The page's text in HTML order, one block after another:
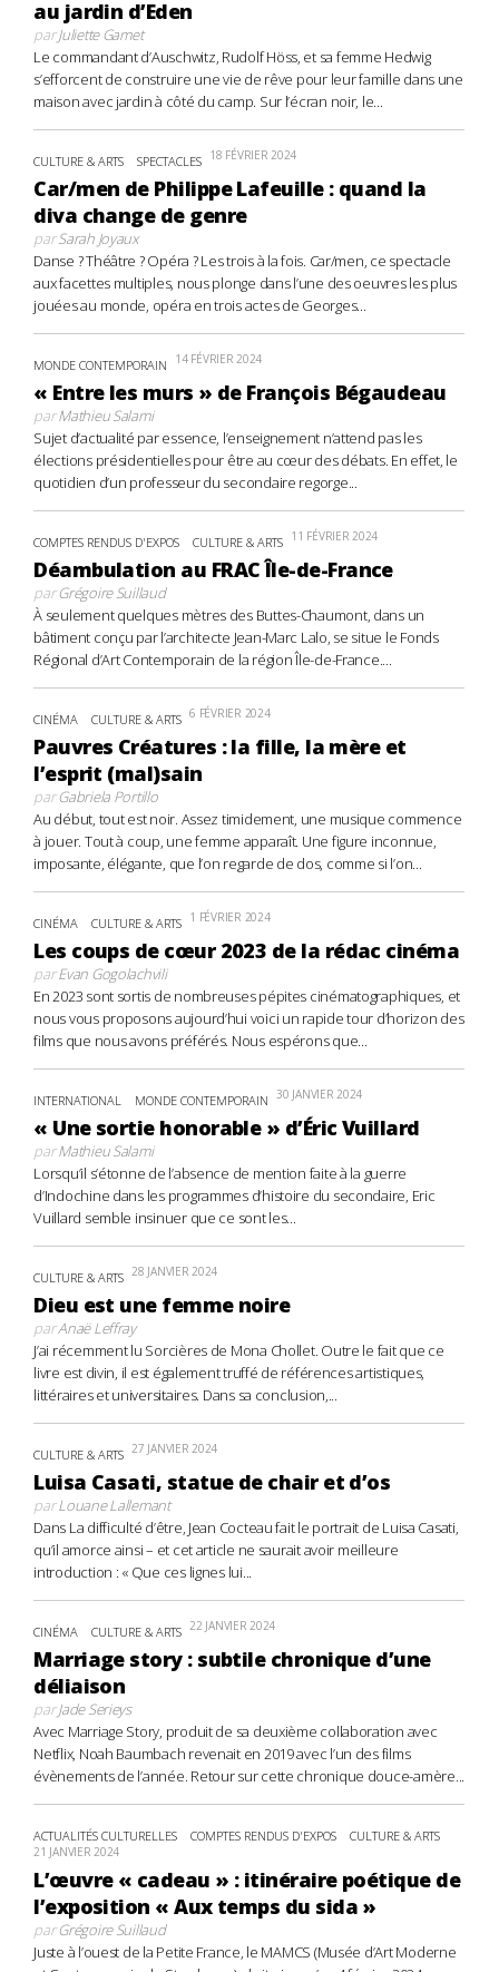
au jardin d’Eden
parJuliette Gamet
Le commandant d’Auschwitz, Rudolf Höss, et sa femme Hedwig
s’efforcent de construire une vie de rêve pour leur famille dans une
maison avec jardin à côté du camp. Sur l’écran noir, le...
CULTURE & ARTS SPECTACLES 18 FÉVRIER 2024
Car/men de Philippe Lafeuille : quand la
diva change de genre
parSarah Joyaux
Danse ? Théâtre ? Opéra ? Les trois à la fois. Car/men, ce spectacle
aux facettes multiples, nous plonge dans l’une des oeuvres les plus
jouées au monde, opéra en trois actes de Georges...
MONDE CONTEMPORAIN 14 FÉVRIER 2024
« Entre les murs » de François Bégaudeau
parMathieu Salami
Sujet d’actualité par essence, l’enseignement n’attend pas les
élections présidentielles pour être au cœur des débats. En effet, le
quotidien d’un professeur du secondaire regorge...
COMPTES RENDUS D'EXPOS CULTURE & ARTS 11 FÉVRIER 2024
Déambulation au FRAC Île-de-France
parGrégoire Suillaud
À seulement quelques mètres des Buttes-Chaumont, dans un
bâtiment conçu par l’architecte Jean-Marc Lalo, se situe le Fonds
Régional d’Art Contemporain de la région Île-de-France....
CINÉMA CULTURE & ARTS 6 FÉVRIER 2024
Pauvres Créatures : la fille, la mère et
l’esprit (mal)sain
parGabriela Portillo
Au début, tout est noir. Assez timidement, une musique commence
à jouer. Tout à coup, une femme apparaît. Une figure inconnue,
imposante, élégante, que l’on regarde de dos, comme si l’on...
CINÉMA CULTURE & ARTS 1 FÉVRIER 2024
Les coups de cœur 2023 de la rédac cinéma
parEvan Gogolachvili
En 2023 sont sortis de nombreuses pépites cinématographiques, et
nous vous proposons aujourd’hui voici un rapide tour d’horizon des
films que nous avons préférés. Nous espérons que...
INTERNATIONAL MONDE CONTEMPORAIN 30 JANVIER 2024
« Une sortie honorable » d’Éric Vuillard
parMathieu Salami
Lorsqu’il s’étonne de l’absence de mention faite à la guerre
d’Indochine dans les programmes d’histoire du secondaire, Eric
Vuillard semble insinuer que ce sont les...
CULTURE & ARTS 28 JANVIER 2024
Dieu est une femme noire
parAnaë Leffray
J’ai récemment lu Sorcières de Mona Chollet. Outre le fait que ce
livre est divin, il est également truffé de références artistiques,
littéraires et universitaires. Dans sa conclusion,...
CULTURE & ARTS 27 JANVIER 2024
Luisa Casati, statue de chair et d’os
parLouane Lallemant
Dans La difficulté d’être, Jean Cocteau fait le portrait de Luisa Casati,
qu’il amorce ainsi – et cet article ne saurait avoir meilleure
introduction : « Que ces lignes lui...
CINÉMA CULTURE & ARTS 22 JANVIER 2024
Marriage story : subtile chronique d’une
déliaison
parJade Serieys
Avec Marriage Story, produit de sa deuxième collaboration avec
Netflix, Noah Baumbach revenait en 2019 avec l’un des films
évènements de l’année. Retour sur cette chronique douce-amère...
ACTUALITÉS CULTURELLES COMPTES RENDUS D'EXPOS CULTURE & ARTS
21 JANVIER 2024
L’œuvre « cadeau » : itinéraire poétique de
l’exposition « Aux temps du sida »
parGrégoire Suillaud
Juste à l’ouest de la Petite France, le MAMCS (Musée d’Art Moderne